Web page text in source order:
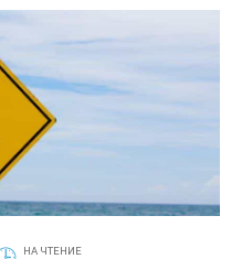
НА ЧТЕНИЕ